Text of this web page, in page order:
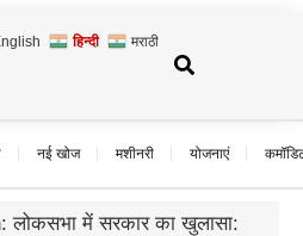
हिन्दी मराठी
नई खोज मशीनरी योजनाएं
नीनो के खतरे के बीच धान का